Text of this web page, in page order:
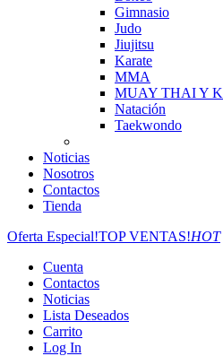
Gimnasio
Judo
Jiujitsu
Karate
MMA
MUAY THAI Y
Natación
Taekwondo
Noticias
Nosotros
Contactos
Tienda
Oferta Especial!TOP VENTAS!HOT
Cuenta
Contactos
Noticias
Lista Deseados
Carrito
Log In